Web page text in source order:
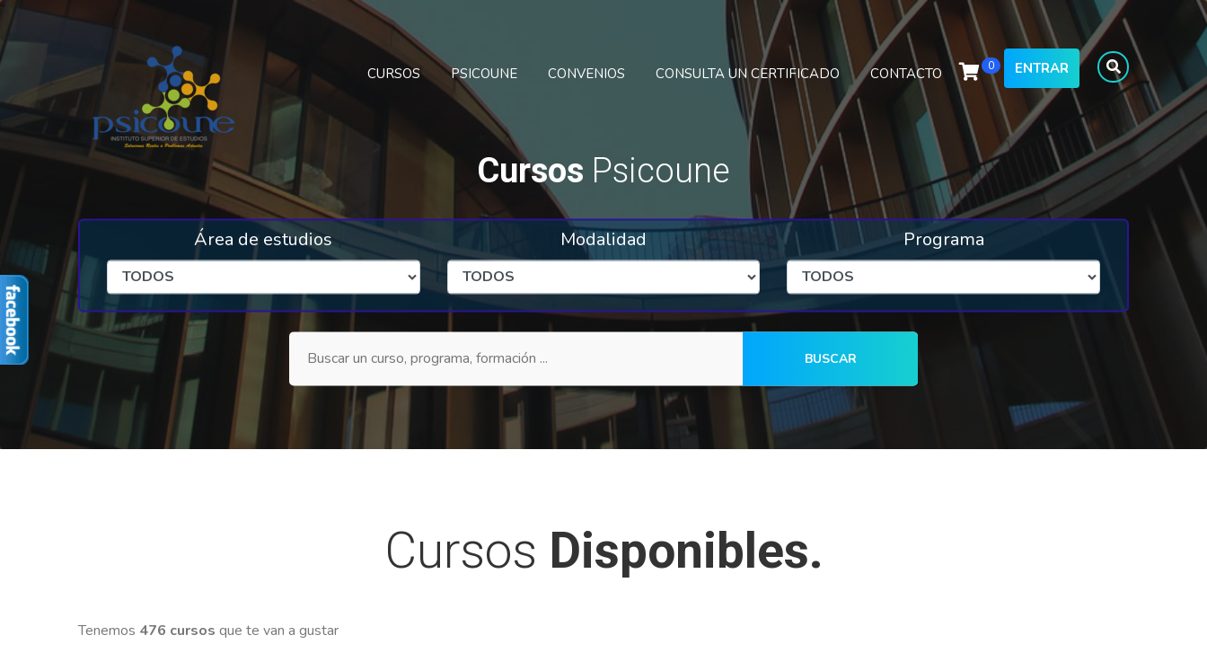
ENTRAR
CURSOS PSICOUNE CONVENIOS CONSULTA UN CERTIFICADO CONTACTO 0
Cursos Psicoune
Área de estudios Modalidad Programa
BUSCAR
Cursos Disponibles.
Tenemos 476 cursos que te van a gustar